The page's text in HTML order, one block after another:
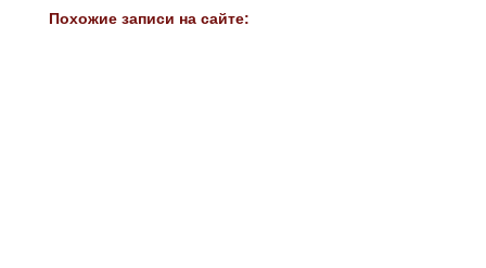
Похожие записи на сайте: